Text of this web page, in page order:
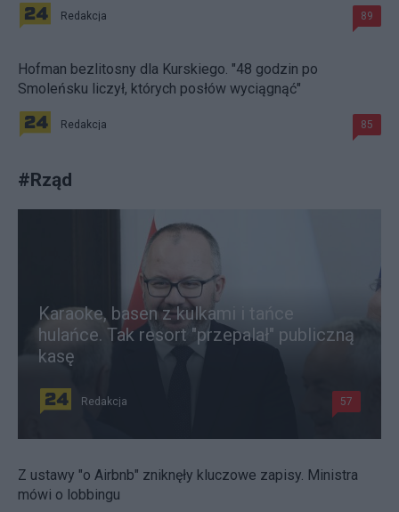
Redakcja 89
Hofman bezlitosny dla Kurskiego. "48 godzin po
Smoleńsku liczył, których posłów wyciągnąć"
Redakcja 85
#Rząd
Karaoke, basen z kulkami i tańce
hulańce. Tak resort "przepalał" publiczną
kasę
Redakcja 57
Z ustawy "o Airbnb" zniknęły kluczowe zapisy. Ministra
mówi o lobbingu